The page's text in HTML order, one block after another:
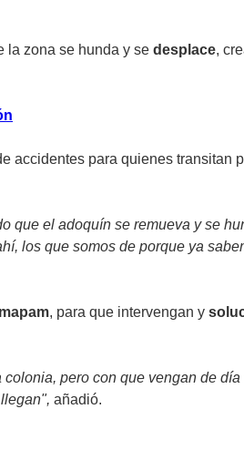
la zona se hunda y se desplace,
accidentes para quienes transitan
el adoquín se remueva y se
los que somos de porque ya
, para que intervengan y
pero con que vengan de
añadió.